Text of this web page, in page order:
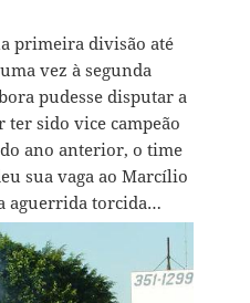
primeira divisão até
vez à segunda
pudesse disputar a
sido vice campeão
do ano anterior, o time
sua vaga ao Marcílio
aguerrida torcida…